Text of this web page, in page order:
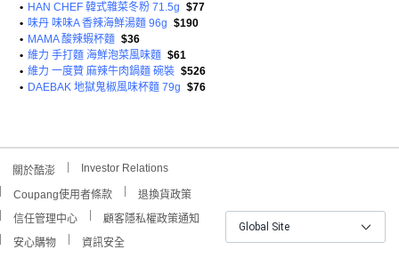
• HAN CHEF 韓式雜菜冬粉 71.5g $77
• 味丹 味味A 香辣海鮮湯麵 96g $190
• MAMA 酸辣蝦杯麵 $36
• 維力 手打麵 海鮮泡菜風味麵 $61
• 維力 一度贊 麻辣牛肉鍋麵 碗裝 $526
• DAEBAK 地獄鬼椒風味杯麵 79g $76
關於酷澎 Investor Relations
Coupang使用者條款
退換貨政策
信任管理中心
顧客隱私權政策通知
安心購物
資訊安全
Global Site